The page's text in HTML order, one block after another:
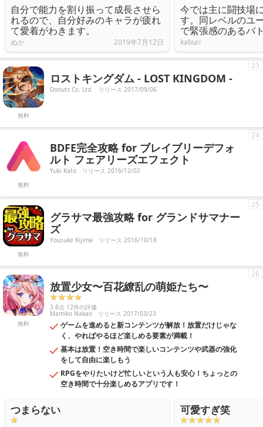
自分で能力を割り振って成長させら
れるので、自分好みのキャラが疲れ
て愛着がわきます。
ぬか 2019年7月12日
今では主に闘技場
す。同レベルのユ
で緊張感のあるバ
kaburi
無料
ロストキングダム - LOST KINGDOM -
Donuts Co. Ltd. リリース 2017/09/06
23
無料
BDFE完全攻略 for ブレイブリーデフォ
ルト フェアリーズエフェクト
Yuki Kato リリース 2016/12/02
24
無料
グラサマ最強攻略 for グランドサマナー
ズ
Yousuke Kijima リリース 2016/10/18
25
無料
放置少女〜百花繚乱の萌姫たち〜
3.8点 12件の評価
Mamiko Nakao リリース 2017/03/23
ゲームを進めると新コンテンツが解放！放置だけじゃな
く、やればやるほど楽しめる要素が満載！
基本は放置！空き時間で楽しいコンテンツや武器の強化
をして自由に楽しもう
RPGをやりたいけど忙しいという人も安心！ちょっとの
空き時間で十分楽しめるアプリです！
26
つまらない 可愛すぎ笑